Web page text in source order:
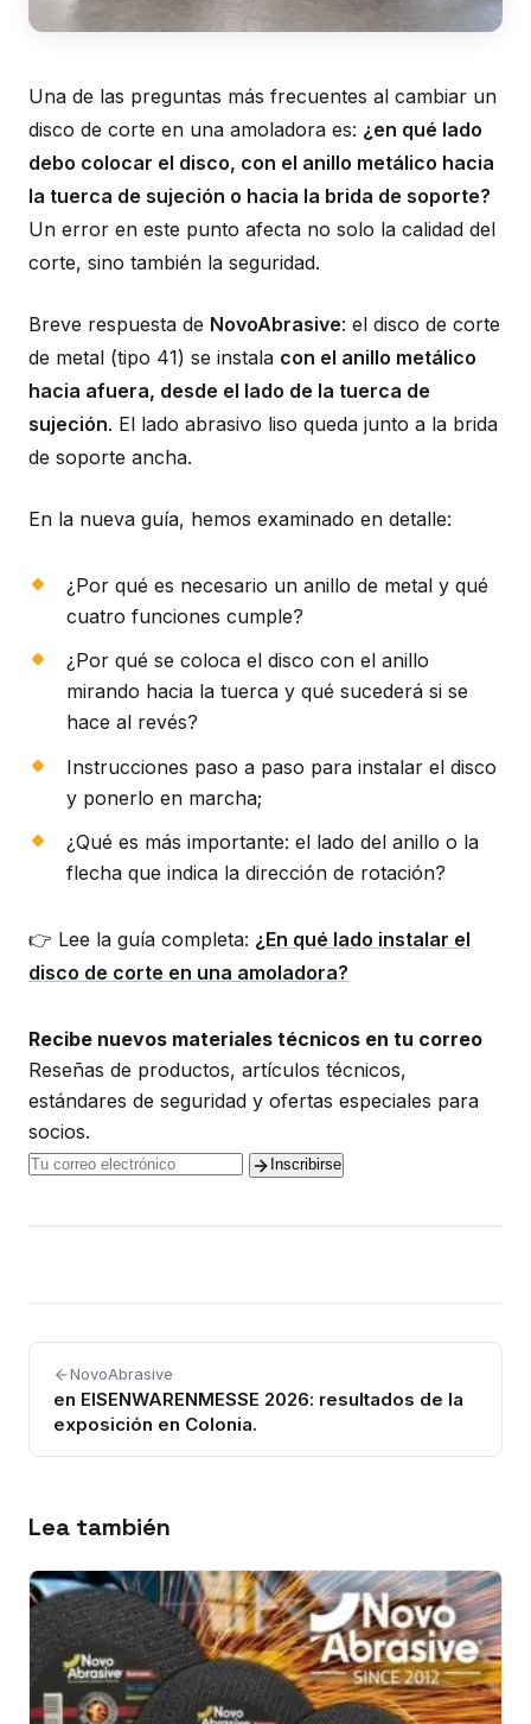
Una de las preguntas más frecuentes al cambiar un
disco de corte en una amoladora es: ¿en qué lado
debo colocar el disco, con el anillo metálico hacia
la tuerca de sujeción o hacia la brida de soporte?
Un error en este punto afecta no solo la calidad del
corte, sino también la seguridad.
Breve respuesta de NovoAbrasive: el disco de corte
de metal (tipo 41) se instala con el anillo metálico
hacia afuera, desde el lado de la tuerca de
sujeción. El lado abrasivo liso queda junto a la brida
de soporte ancha.
En la nueva guía, hemos examinado en detalle:
¿Por qué es necesario un anillo de metal y qué
cuatro funciones cumple?
¿Por qué se coloca el disco con el anillo
mirando hacia la tuerca y qué sucederá si se
hace al revés?
Instrucciones paso a paso para instalar el disco
y ponerlo en marcha;
¿Qué es más importante: el lado del anillo o la
flecha que indica la dirección de rotación?
👉 Lee la guía completa: ¿En qué lado instalar el
disco de corte en una amoladora?
Recibe nuevos materiales técnicos en tu correo
Reseñas de productos, artículos técnicos,
estándares de seguridad y ofertas especiales para
socios.
Inscribirse
NovoAbrasive
en EISENWARENMESSE 2026: resultados de la
exposición en Colonia.
Lea también